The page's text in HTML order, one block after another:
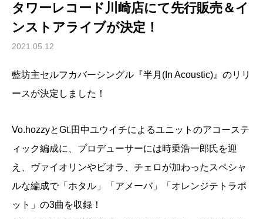
タワーレコード川崎店にて先行販売＆イ
ンストアライブが決定！
2021.05.12
藍坊主セルフカバーシングル『半月(In Acoustic)』のリリ
ースが決定しました！
Vo.hozzyとGt.田中ユウイチによるユニットのアコーステ
ィック編成に、プロデューサーには時乗浩一郎氏を迎
え、ヴァイオリンやビオラ、チェロが加わったスペシャ
ルな編成で「ホタル」「アメーバ」「オレンジテトラポ
ット」の3曲を収録！